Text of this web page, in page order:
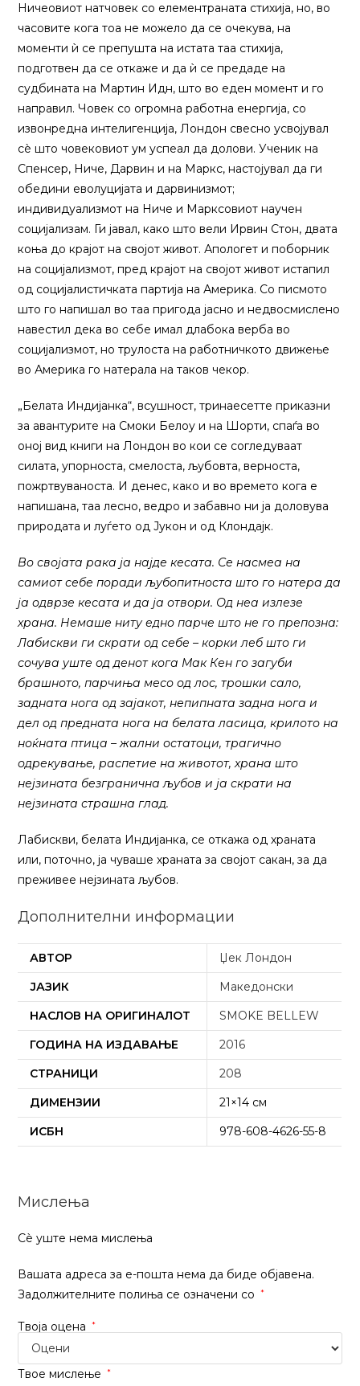
Ничеовиот натчовек со елементраната стихија, но, во
часовите кога тоа не можело да се очекува, на
моменти ѝ се препушта на истата таа стихија,
подготвен да се откаже и да ѝ се предаде на
судбината на Мартин Идн, што во еден момент и го
направил. Човек со огромна работна енергија, со
извонредна интелигенција, Лондон свесно усвојувал
сѐ што човековиот ум успеал да долови. Ученик на
Спенсер, Ниче, Дарвин и на Маркс, настојувал да ги
обедини еволуцијата и дарвинизмот;
индивидуализмот на Ниче и Марксовиот научен
социјализам. Ги јавал, како што вели Ирвин Стон, двата
коња до крајот на својот живот. Апологет и поборник
на социјализмот, пред крајот на својот живот истапил
од социјалистичката партија на Америка. Со писмото
што го напишал во таа пригода јасно и недвосмислено
навестил дека во себе имал длабока верба во
социјализмот, но трулоста на работничкото движење
во Америка го натерала на таков чекор.
„Белата Индијанка“, всушност, тринаесетте приказни
за авантурите на Смоки Белоу и на Шорти, спаѓа во
оној вид книги на Лондон во кои се согледуваат
силата, упорноста, смелоста, љубовта, верноста,
пожртвуваноста. И денес, како и во времето кога е
напишана, таа лесно, ведро и забавно ни ја доловува
природата и луѓето од Јукон и од Клондајк.
Во својата рака ја најде кесата. Се насмеа на
самиот себе поради љубопитноста што го натера да
ја одврзе кесата и да ја отвори. Од неа излезе
храна. Немаше ниту едно парче што не го препозна:
Лабискви ги скрати од себе – корки леб што ги
сочува уште од денот кога Мак Кен го загуби
брашното, парчиња месо од лос, трошки сало,
задната нога од зајакот, непипната задна нога и
дел од предната нога на белата ласица, крилото на
ноќната птица – жални остатоци, трагично
одрекување, распетие на животот, храна што
нејзината безгранична љубов и ја скрати на
нејзината страшна глад.
Лабискви, белата Индијанка, се откажа од храната
или, поточно, ја чуваше храната за својот сакан, за да
преживее нејзината љубов.
Дополнителни информации
АВТОР
Џек Лондон
ЈАЗИК
Македонски
НАСЛОВ НА ОРИГИНАЛОТ
SMOKE BELLEW
ГОДИНА НА ИЗДАВАЊЕ
2016
СТРАНИЦИ
208
ДИМЕНЗИИ
21×14 см
ИСБН
978-608-4626-55-8
Мислења
Сѐ уште нема мислења
Вашата адреса за е-пошта нема да биде објавена.
Задолжителните полиња се означени со
*
Твоја оцена *
Твое мислење *